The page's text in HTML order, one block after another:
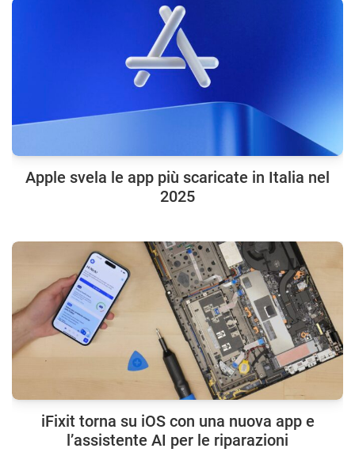
Apple svela le app più scaricate in Italia nel
2025
iFixit torna su iOS con una nuova app e
l’assistente AI per le riparazioni